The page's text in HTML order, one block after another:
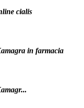
cialis
in farmacia